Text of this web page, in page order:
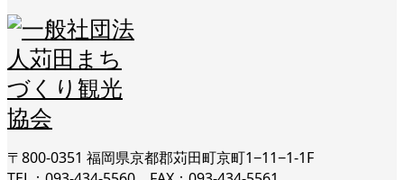
〒800-0351 福岡県京都郡苅田町京町1−11−1-1F